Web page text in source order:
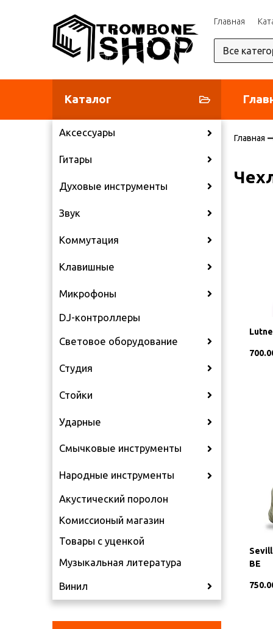
Главная
Каталог
Аксессуары
Гитары
Духовые инструменты
Звук
Коммутация
Клавишные
Микрофоны
DJ-контроллеры
Световое оборудование
Студия
Стойки
Ударные
Смычковые инструменты
Народные инструменты
Акустический поролон
Комиссионый магазин
Товары с уценкой
Музыкальная литература
Винил
Главная
BE